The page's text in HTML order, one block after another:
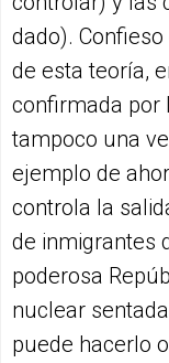
dado).
de esta teoría,
confirmada por
tampoco una
ejemplo de
controla la
de inmigrantes
poderosa
nuclear
puede hacerlo